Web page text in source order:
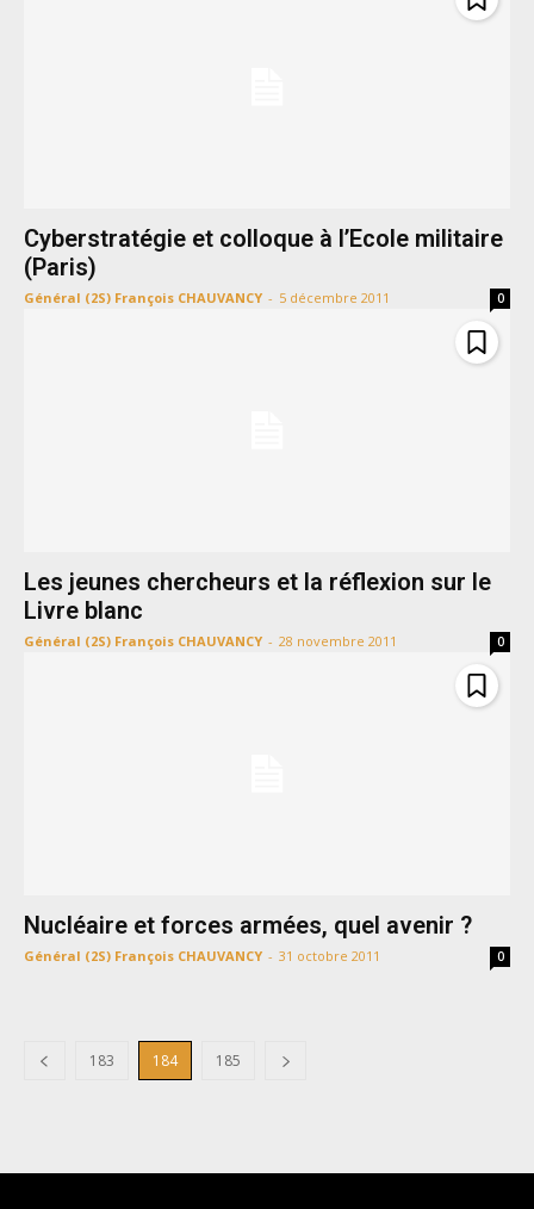
Cyberstratégie et colloque à l’Ecole militaire
(Paris)
Général (2S) François CHAUVANCY - 5 décembre 2011 0
Les jeunes chercheurs et la réflexion sur le
Livre blanc
Général (2S) François CHAUVANCY - 28 novembre 2011 0
Nucléaire et forces armées, quel avenir ?
Général (2S) François CHAUVANCY - 31 octobre 2011 0
183 184 185